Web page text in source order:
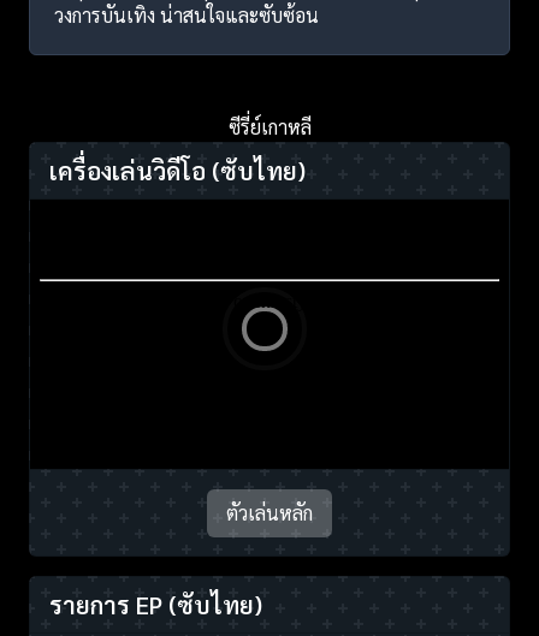
วงการบันเทิง น่าสนใจและซับซ้อน
ซีรี่ย์เกาหลี
เครื่องเล่นวิดีโอ (ซับไทย)
ตัวเล่นหลัก
รายการ EP (ซับไทย)